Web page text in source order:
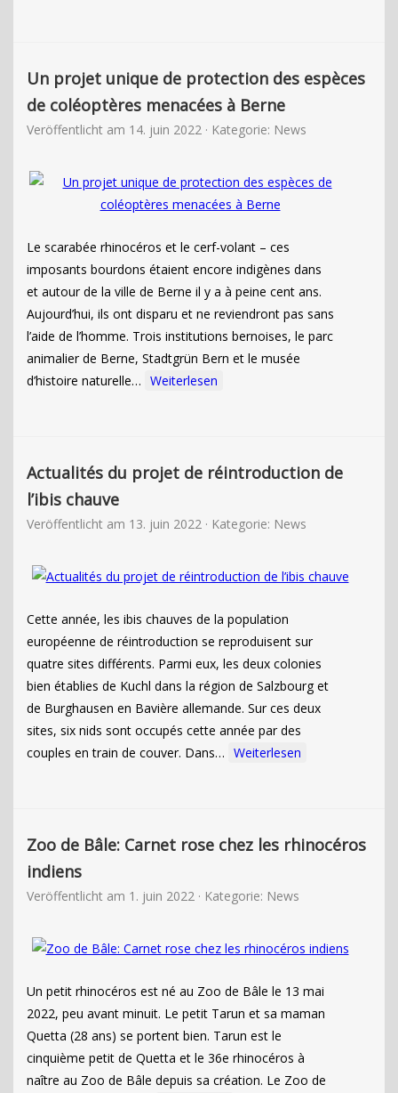
Un projet unique de protection des espèces
de coléoptères menacées à Berne
Veröffentlicht am 14. juin 2022 · Kategorie: News
Le scarabée rhinocéros et le cerf-volant – ces
imposants bourdons étaient encore indigènes dans
et autour de la ville de Berne il y a à peine cent ans.
Aujourd’hui, ils ont disparu et ne reviendront pas sans
l’aide de l’homme. Trois institutions bernoises, le parc
animalier de Berne, Stadtgrün Bern et le musée
d’histoire naturelle… Weiterlesen
Actualités du projet de réintroduction de
l’ibis chauve
Veröffentlicht am 13. juin 2022 · Kategorie: News
Cette année, les ibis chauves de la population
européenne de réintroduction se reproduisent sur
quatre sites différents. Parmi eux, les deux colonies
bien établies de Kuchl dans la région de Salzbourg et
de Burghausen en Bavière allemande. Sur ces deux
sites, six nids sont occupés cette année par des
couples en train de couver. Dans… Weiterlesen
Zoo de Bâle: Carnet rose chez les rhinocéros
indiens
Veröffentlicht am 1. juin 2022 · Kategorie: News
Un petit rhinocéros est né au Zoo de Bâle le 13 mai
2022, peu avant minuit. Le petit Tarun et sa maman
Quetta (28 ans) se portent bien. Tarun est le
cinquième petit de Quetta et le 36e rhinocéros à
naître au Zoo de Bâle depuis sa création. Le Zoo de